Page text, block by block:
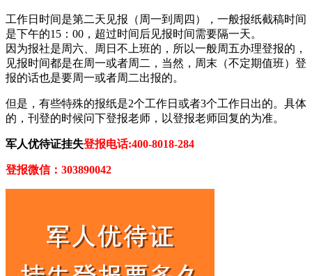
工作日时间是第二天见报（周一到周四），一般报纸截稿时间
是下午的15：00，超过时间后见报时间需要隔一天。
因为报社是周六、周日不上班的，所以一般周五办理登报的，
见报时间都是在周一或者周二，当然，周末（不定期值班）登
报的话也是要周一或者周二出报的。
但是，有些特殊的报纸是2个工作日或者3个工作日出的。具体
的，刊登的时候问下登报老师，以登报老师回复的为准。
军人优待证挂失登报电话:400-8018-284
登报微信：303890042